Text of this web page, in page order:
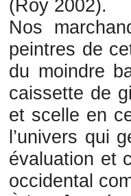
(Roy 2002).
Nos
peintres de
du moindre
caissette de
et scelle en
l’univers qui
évaluation et
occidental